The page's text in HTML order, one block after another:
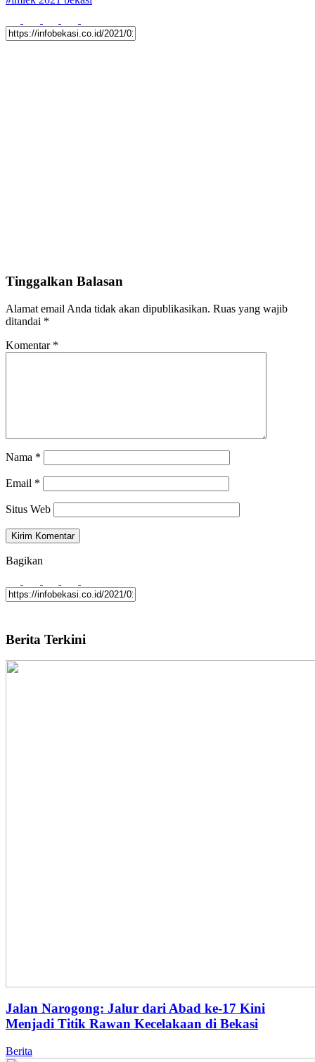
Tinggalkan Balasan
Alamat email Anda tidak akan dipublikasikan. Ruas yang wajib
ditandai *
Komentar *
Nama *
Email *
Situs Web
Bagikan
Berita Terkini
Jalan Narogong: Jalur dari Abad ke-17 Kini
Menjadi Titik Rawan Kecelakaan di Bekasi
Berita